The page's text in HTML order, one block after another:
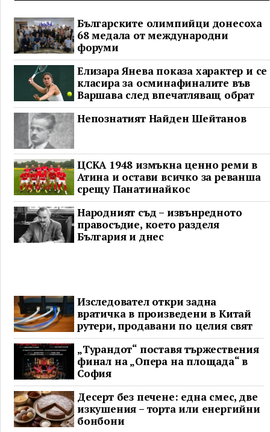
Българските олимпийци донесоха
68 медала от международни
форуми
Елизара Янева показа характер и се
класира за осминафиналите във
Варшава след впечатляващ обрат
Непознатият Найден Шейтанов
ЦСКА 1948 измъкна ценно реми в
Атина и остави всичко за реванша
срещу Панатинайкос
Народният съд – извънредното
правосъдие, което разделя
България и днес
Изследовател откри задна
вратичка в произведени в Китай
рутери, продавани по целия свят
„Турандот“ поставя тържествения
финал на „Опера на площада“ в
София
Десерт без печене: една смес, две
изкушения – торта или енергийни
бонбони